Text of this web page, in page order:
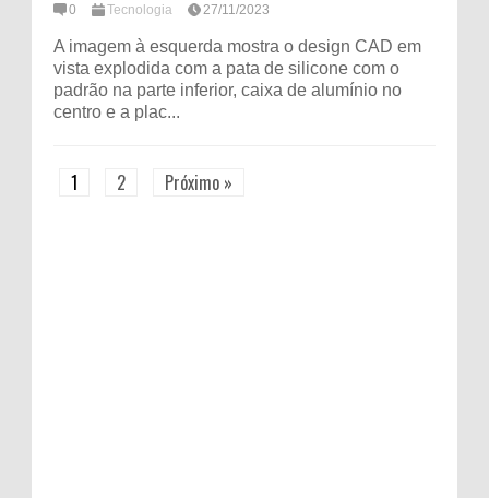
0 Tecnologia 27/11/2023
A imagem à esquerda mostra o design CAD em
vista explodida com a pata de silicone com o
padrão na parte inferior, caixa de alumínio no
centro e a plac...
1 2 Próximo »